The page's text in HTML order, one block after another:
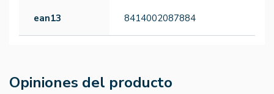
ean13 8414002087884
Opiniones del producto